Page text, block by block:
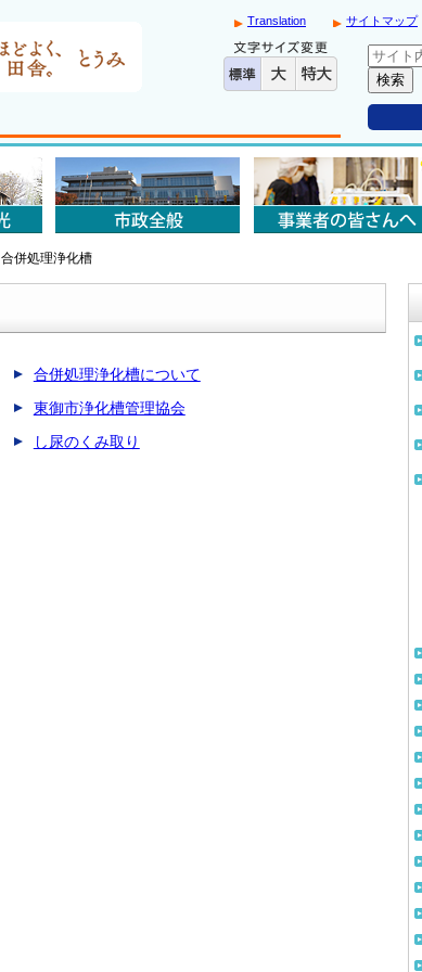
サイトマップ
Translation
合併処理浄化槽
合併処理浄化槽について
東御市浄化槽管理協会
し尿のくみ取り